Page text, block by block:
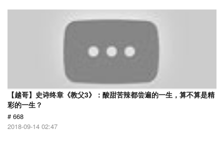
【越哥】史诗终章《教父3》：酸甜苦辣都尝遍的一生，算不算是精
彩的一生？
# 668
2018-09-14 02:47